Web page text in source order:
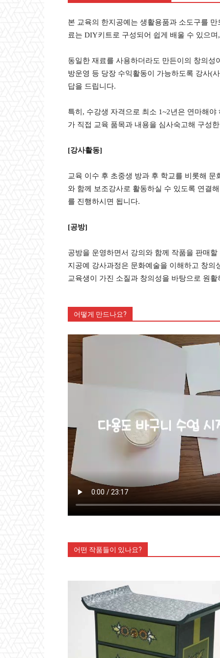
본 교육의 한지공예는 생활용품과 소도구를
료는 DIY키트로 구성되어 쉽게 배울 수 있으
동일한 재료를 사용하더라도 만든이의 창의
방운영 등 당장 수익활동이 가능하도록 강사(
답을 드립니다.
특히, 수강생 자격으로 최소 1~2년은 연마해
가 직접 교육 품목과 내용을 심사숙고해 구성
[강사활동]
교육 이수 후 초중생 방과 후 학교를 비롯해
와 함께 보조강사로 활동하실 수 있도록 연결
를 진행하시면 됩니다.
[공방]
공방을 운영하면서 강의와 함께 작품을 판매
지공예 강사과정은 문화예술을 이해하고 창
교육생이 가진 소질과 창의성을 바탕으로 원
어떻게 만드나요?
어떤 작품들이 있나요?